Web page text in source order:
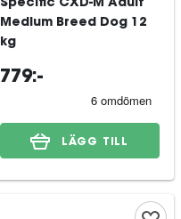
Specific CXD-M Adult
Medium Breed Dog 12
kg
779:-
LÄGG TILL